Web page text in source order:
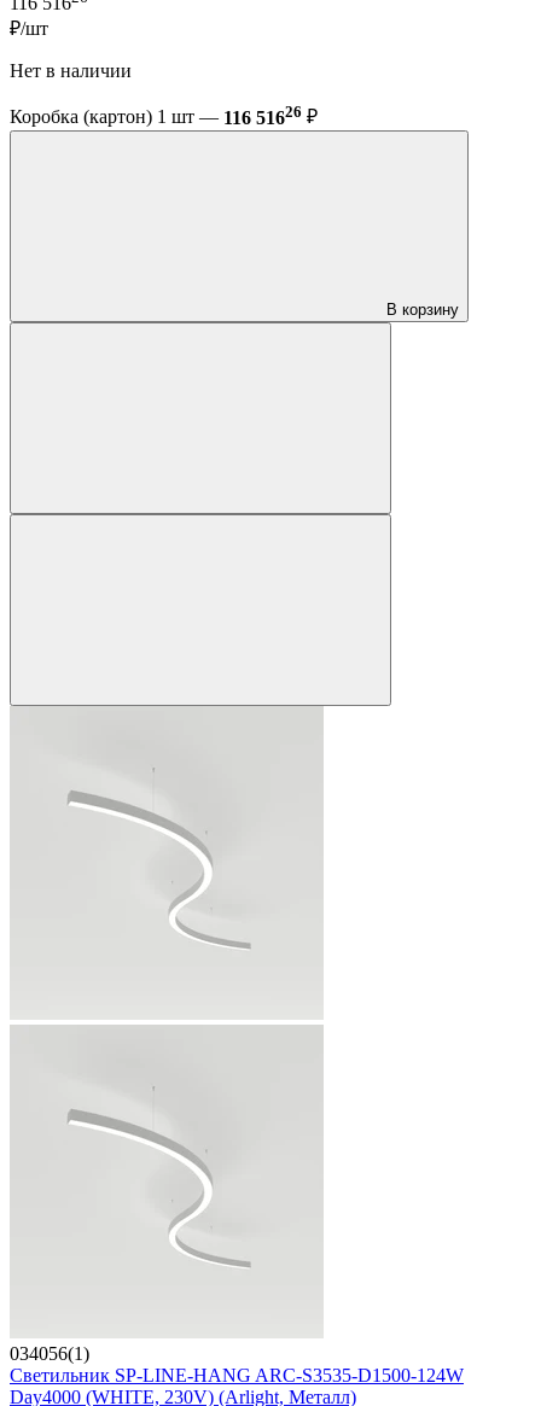
₽/шт
Нет в наличии
Коробка (картон) 1 шт — 116 51626 ₽
В корзину
034056(1)
Светильник SP-LINE-HANG ARC-S3535-D1500-124W
Day4000 (WHITE, 230V) (Arlight, Металл)